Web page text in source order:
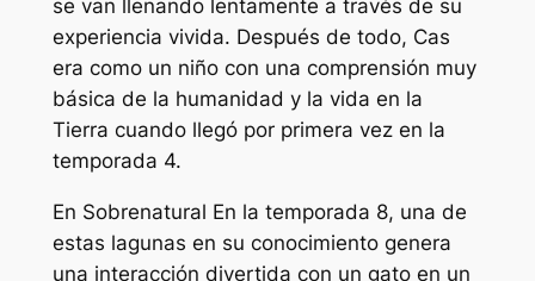
se van llenando lentamente a través de su
experiencia vivida. Después de todo, Cas
era como un niño con una comprensión muy
básica de la humanidad y la vida en la
Tierra cuando llegó por primera vez en la
temporada 4.
En Sobrenatural En la temporada 8, una de
estas lagunas en su conocimiento genera
una interacción divertida con un gato en un